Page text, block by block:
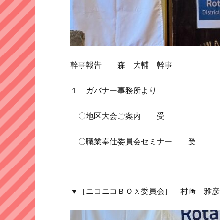
幹事報告 森 大輔 幹事
１．ガバナー事務所より
〇地区大会ご案内 受
〇職業奉仕委員会セミナー 受
▼［ニコニコＢＯＸ委員会］ 村﨑 雅